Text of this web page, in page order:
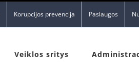
Korupcijos prevencija Paslaugos
Veiklos sritys